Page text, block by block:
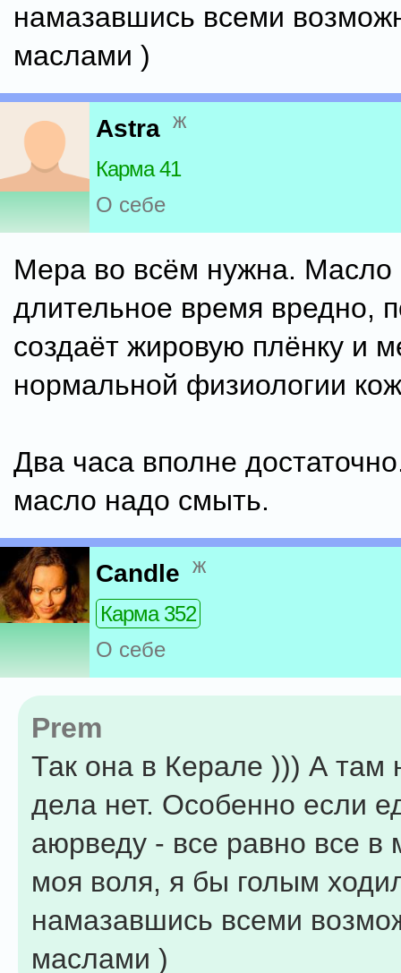
намазавшись всеми
маслами )
Astra ж
Карма 41
О себе
Мера во всём нужна. Масло
длительное время вредно,
создаёт жировую плёнку и
нормальной физиологии
Два часа вполне
масло надо смыть.
Candle ж
Карма 352
О себе
Prem
Так она в Керале ))) А там
дела нет. Особенно если
аюрведу - все равно все в
моя воля, я бы голым
намазавшись всеми
маслами )